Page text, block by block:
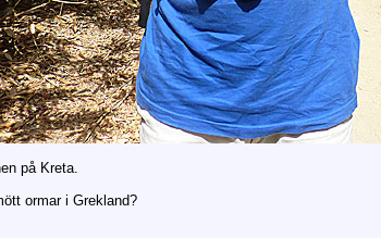
på Kreta.
ormar i Grekland?